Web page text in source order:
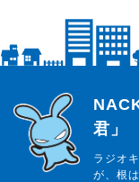
らじっと
君」
ラジオ
が、根